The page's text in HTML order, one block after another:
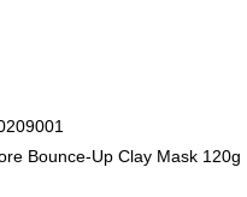
Bounce-Up Clay Mask 120g